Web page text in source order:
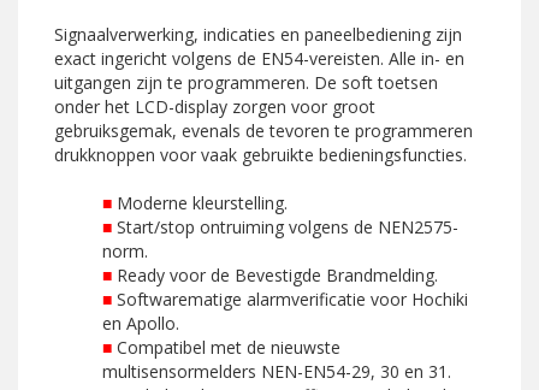
Signaalverwerking, indicaties en paneelbediening zijn
exact ingericht volgens de EN54-vereisten. Alle in- en
uitgangen zijn te programmeren. De soft toetsen
onder het LCD-display zorgen voor groot
gebruiksgemak, evenals de tevoren te programmeren
drukknoppen voor vaak gebruikte bedieningsfuncties.
■ Moderne kleurstelling.
■ Start/stop ontruiming volgens de NEN2575-
norm.
■ Ready voor de Bevestigde Brandmelding.
■ Softwarematige alarmverificatie voor Hochiki
en Apollo.
■ Compatibel met de nieuwste
multisensormelders NEN-EN54-29, 30 en 31.